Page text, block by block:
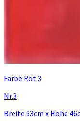
Farbe Rot 3
Nr.3
Breite 63cm x Höhe